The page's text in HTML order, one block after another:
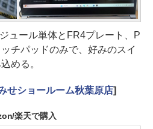
ュール単体とFR4プレート、P
チパッドのみで、好みのスイ
める。
せショールーム秋葉原店]
楽天で購入